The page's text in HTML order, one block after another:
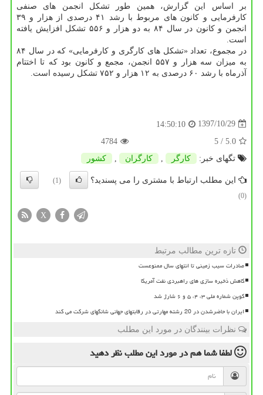
بر اساس این گزارش، همین طور تشكل انجمن های صنفی
كارفرمایی و كانون های مربوط با رشد ۴۱ درصدی از هزار و ۳۹
انجمن و كانون در سال ۸۴ به دو هزار و ۵۵۶ تشكل افزایش یافته
است.
در مجموع، تعداد «تشكل های كارگری و كارفرمایی» كه در سال ۸۴
به میزان سه هزار و ۵۵۷ انجمن، مجمع و كانون بود كه تا اختتام
آذرماه با رشد ۶۰ درصدی به ۱۲ هزار و ۷۵۲ تشكل رسیده است.
1397/10/29
14:50:10
5.0
/ 5
4784
تگهای خبر:
كارگر , كارگران , كشور
این مطلب ارتباط با مشتری را می پسندید؟
(1)
(0)
X
تازه ترین مطالب مرتبط
صادرات سیب زمینی تا انتهای سال ممنوعست
کاهش ذخیره سازی های راهبردی نفت آمریکا
کوپن شماره ملی ۳، ۴، ۵ و ۶ شارژ شد
ایران با حاضرشدن در 20 رشته مهارتی در رقابتهای جهانی شانگهای شرکت می کند
نظرات بینندگان در مورد این مطلب
لطفا شما همدر مورد این مطلبنظر دهید